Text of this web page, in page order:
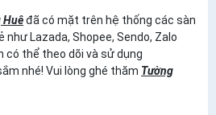
Huêđã có mặt trên hệ thống các sàn
Lazada, Shopee, Sendo, Zalo
có thể theo dõi và sử dụng
nhé! Vui lòng ghé thăm Tường